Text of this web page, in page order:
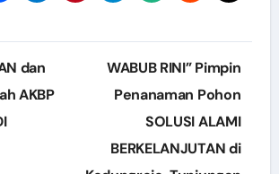
dan
AKBP
WABUB RINI” Pimpin
Penanaman Pohon
SOLUSI ALAMI
BERKELANJUTAN di